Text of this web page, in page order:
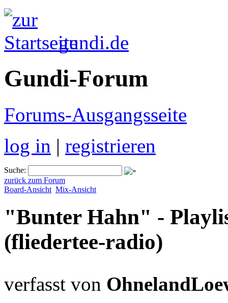
gundi.de
Gundi-Forum
Forums-Ausgangsseite
log in | registrieren
Suche:
zurück zum Forum
Board-Ansicht Mix-Ansicht
"Bunter Hahn" -
(fliedertee-radio)
verfasst von